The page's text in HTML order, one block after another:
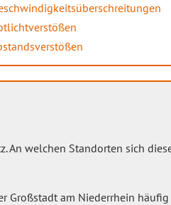
An welchen Standorten sich
Großstadt am Niederrhein